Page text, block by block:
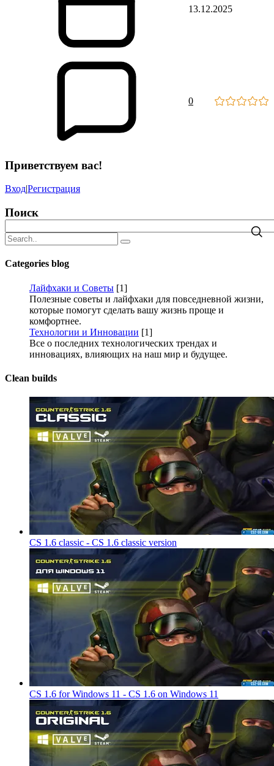
13.12.2025
0
Приветствуем вас!
Вход|Регистрация
Поиск
Categories blog
Лайфхаки и Советы [1]
Полезные советы и лайфхаки для повседневной жизни,
которые помогут сделать вашу жизнь проще и
комфортнее.
Технологии и Инновации [1]
Все о последних технологических трендах и
инновациях, влияющих на наш мир и будущее.
Clean builds
CS 1.6 classic - CS 1.6 classic version
CS 1.6 for Windows 11 - CS 1.6 on Windows 11